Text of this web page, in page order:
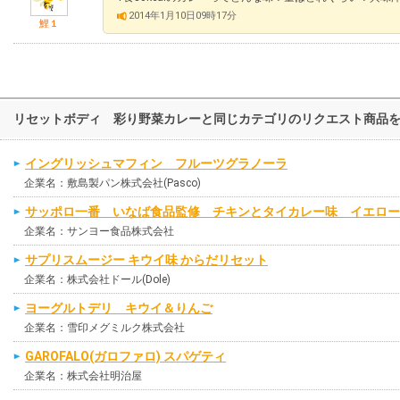
鯉１
2014年1月10日09時17分
リセットボディ 彩り野菜カレーと同じカテゴリのリクエスト商品
イングリッシュマフィン フルーツグラノーラ
企業名：敷島製パン株式会社(Pasco)
サッポロ一番 いなば食品監修 チキンとタイカレー味 イエロー
企業名：サンヨー食品株式会社
サプリスムージー キウイ味 からだリセット
企業名：株式会社ドール(Dole)
ヨーグルトデリ キウイ＆りんご
企業名：雪印メグミルク株式会社
GAROFALO(ガロファロ) スパゲティ
企業名：株式会社明治屋